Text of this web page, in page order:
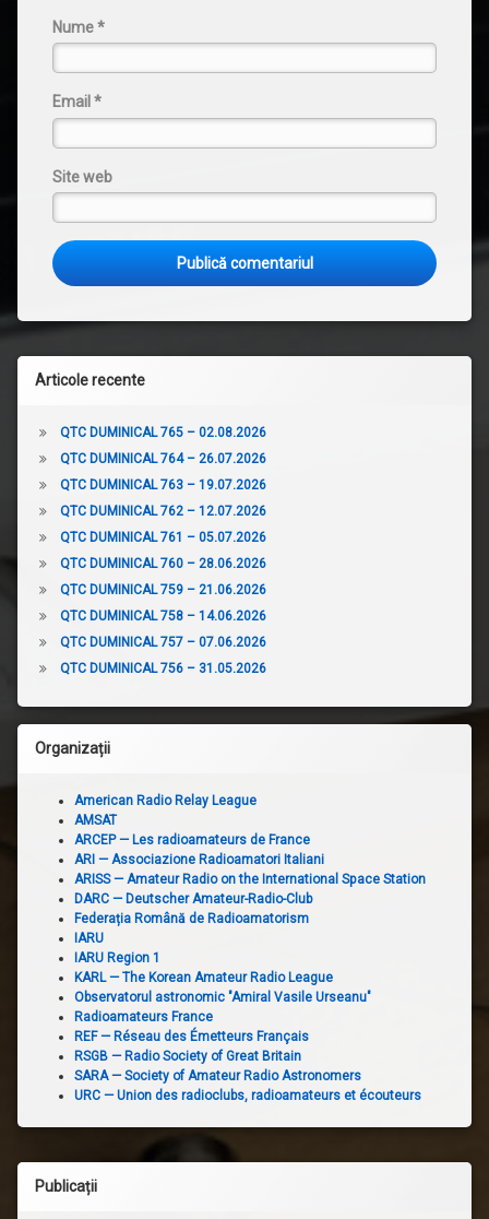
Nume*
Email *
Site web
Articole recente
QTC DUMINICAL 765 – 02.08.2026
QTC DUMINICAL 764 – 26.07.2026
QTC DUMINICAL 763 – 19.07.2026
QTC DUMINICAL 762 – 12.07.2026
QTC DUMINICAL 761 – 05.07.2026
QTC DUMINICAL 760 – 28.06.2026
QTC DUMINICAL 759 – 21.06.2026
QTC DUMINICAL 758 – 14.06.2026
QTC DUMINICAL 757 – 07.06.2026
QTC DUMINICAL 756 – 31.05.2026
Organizații
American Radio Relay League
AMSAT
ARCEP — Les radioamateurs de France
ARI — Associazione Radioamatori Italiani
ARISS — Amateur Radio on the International Space Station
DARC — Deutscher Amateur-Radio-Club
Federația Română de Radioamatorism
IARU
IARU Region 1
KARL — The Korean Amateur Radio League
Observatorul astronomic "Amiral Vasile Urseanu"
Radioamateurs France
REF — Réseau des Émetteurs Français
RSGB — Radio Society of Great Britain
SARA — Society of Amateur Radio Astronomers
URC — Union des radioclubs, radioamateurs et écouteurs
Publicații